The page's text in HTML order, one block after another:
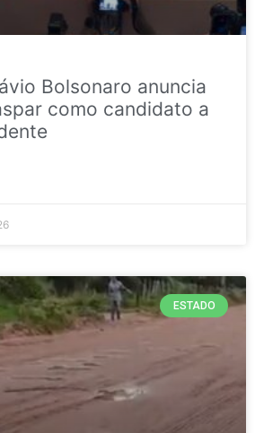
Bolsonaro anuncia
como candidato a
ESTADO